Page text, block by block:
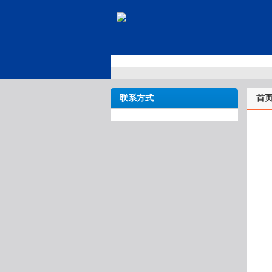
联系方式 首